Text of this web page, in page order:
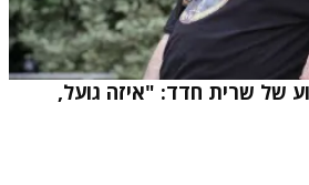
של שרית חדד: "איזה גועל,